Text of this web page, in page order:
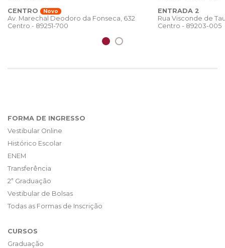
CENTRO
Novo
Av. Marechal Deodoro da Fonseca, 632
Centro - 89251-700
ENTRADA 2
Rua Visconde de
Centro - 89203-005
FORMA DE INGRESSO
Vestibular Online
Histórico Escolar
ENEM
Transferência
2ª Graduação
Vestibular de Bolsas
Todas as Formas de Inscrição
CURSOS
Graduação